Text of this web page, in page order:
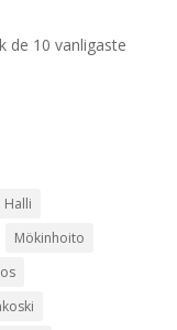
de 10 vanligaste
Halli
Mökinhoito